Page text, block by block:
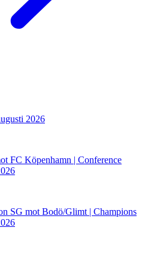
2026
FC Köpenhamn | Conference
SG mot Bodö/Glimt | Champions